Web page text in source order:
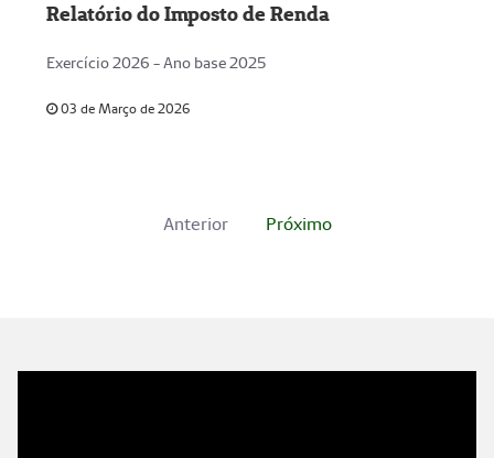
Relatório do Imposto de Renda
Exercício 2026 - Ano base 2025
03 de Março de 2026
Anterior Próximo